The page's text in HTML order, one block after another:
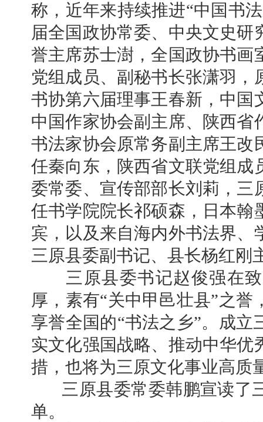
称，近年来持续推进“中国书
届全国政协常委、中央文史
誉主席苏士澍，全国政协书画
党组成员、副秘书长张潇羽
书协第六届理事王春新，中国
中国作家协会副主席、陕西省
书法家协会原常务副主席王改
任秦向东，陕西省文联党组成
委常委、宣传部部长刘莉，三
任书学院院长祁硕森，日本翰
宾，以及来自海内外书法界、
三原县委副书记、县长杨红刚
三原县委书记赵俊强在致
厚，素有“关中甲邑壮县”之
享誉全国的“书法之乡”。成
实文化强国战略、推动中华优
措，也将为三原文化事业高质
三原县委常委韩鹏宣读了
单。